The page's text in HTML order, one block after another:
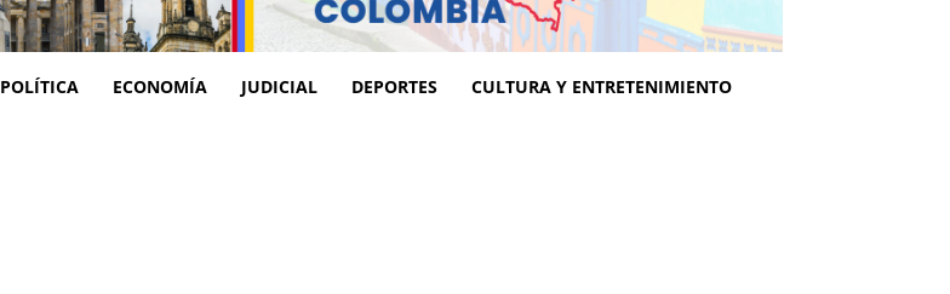
POLÍTICA ECONOMÍA JUDICIAL DEPORTES CULTURA Y ENTRETENIMIENTO